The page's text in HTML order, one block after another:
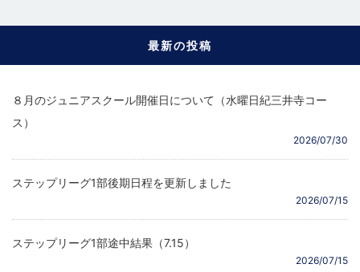
最新の投稿
８月のジュニアスクール開催日について（水曜日紀三井寺コー
ス）
2026/07/30
ステップリーグ1部後期日程を更新しました
2026/07/15
ステップリーグ1部途中結果（7.15）
2026/07/15